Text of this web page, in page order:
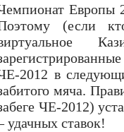
Европы
(если
2012 в
мяча.
ЧЕ-2012)
удачных ставок!